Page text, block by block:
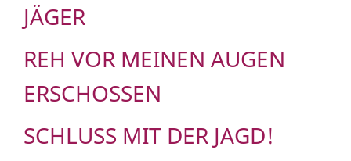
JÄGER
REH VOR MEINEN AUGEN
ERSCHOSSEN
SCHLUSS MIT DER JAGD!